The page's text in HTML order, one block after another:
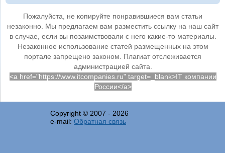
Пожалуйста, не копируйте понравившиеся вам статьи
незаконно. Мы предлагаем вам разместить ссылку на наш сайт
в случае, если вы позаимствовали с него какие-то материалы.
Незаконное использование статей размещенных на этом
портале запрещено законом. Плагиат отслеживается
администрацией сайта.
<a href="https://www.itcompanies.ru" target=_blank>IT компании
России</a>
Copyright © 2007 - 2026
e-mail: Обратная связь